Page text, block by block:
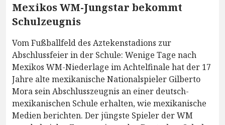
Mexikos WM-Jungstar bekommt
Schulzeugnis
Vom Fußballfeld des Aztekenstadions zur
Abschlussfeier in der Schule: Wenige Tage nach
Mexikos WM-Niederlage im Achtelfinale hat der 17
Jahre alte mexikanische Nationalspieler Gilberto
Mora sein Abschlusszeugnis an einer deutsch-
mexikanischen Schule erhalten, wie mexikanische
Medien berichten. Der jüngste Spieler der WM